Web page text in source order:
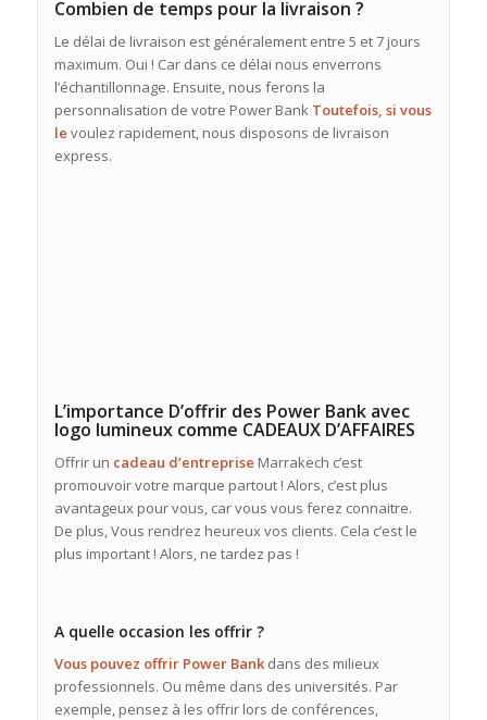
Combien de temps pour la livraison ?
Le délai de livraison est généralement entre 5 et 7 jours
maximum. Oui ! Car dans ce délai nous enverrons
l’échantillonnage. Ensuite, nous ferons la
personnalisation de votre Power BankToutefois, si vous
le voulez rapidement, nous disposons de livraison
express.
L’importance D’offrir des Power Bank avec
logo lumineux comme CADEAUX D’AFFAIRES
Offrir un cadeau d’entreprise Marrakech c’est
promouvoir votre marque partout ! Alors, c’est plus
avantageux pour vous, car vous vous ferez connaitre.
De plus, Vous rendrez heureux vos clients. Cela c’est le
plus important ! Alors, ne tardez pas !
A quelle occasion les offrir ?
Vous pouvez offrir Power Bank dans des milieux
professionnels. Ou même dans des universités. Par
exemple, pensez à les offrir lors de conférences,